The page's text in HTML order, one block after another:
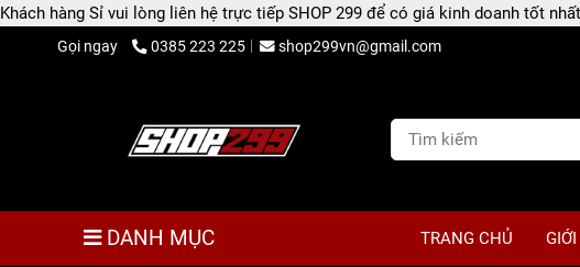
Gọi ngay 0385 223 225 shop299vn@gmail.com
DANH MỤC TRANG CHỦ
Khách hàng Sỉ vui lòng liên hệ trực tiếp SHOP 299 để có giá kinh doanh tốt